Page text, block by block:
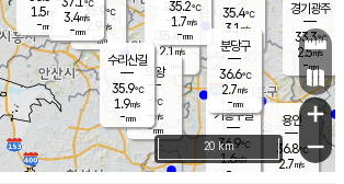
과천
35.4℃
2.1m/s
- mm
용인
36.8℃
2.7m/s
경기광주
33.3℃
2.5m/s
-mm
의왕
- ℃
-m/s
-mm
35.9 ℃
2.9 m/s
-mm
1.5m/s
-mm
℃
3.4m/s
-mm
35.4℃
3.1 m/s
-mm
35.2℃
1.7m/s
-mm
기흥구갈
36.9℃
1.6m/s
-
수리산길
35.9℃
1.9m/s
-mm
분당구
36.6℃
2.7m/s
-mm
+
−
20 km